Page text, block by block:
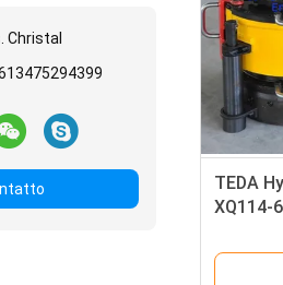
Christal
TEDA
XQ114-